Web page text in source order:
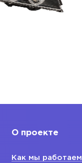
О проекте
Как мы работаем